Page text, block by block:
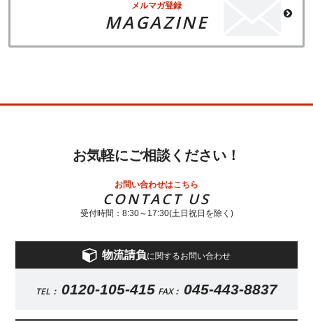
メルマガ登録
MAGAZINE
お気軽にご相談ください！
お問い合わせはこちら
CONTACT US
受付時間：8:30～17:30(土日祝日を除く)
物流請負に関するお問い合わせ
TEL： 0120-105-415 FAX： 045-443-8837